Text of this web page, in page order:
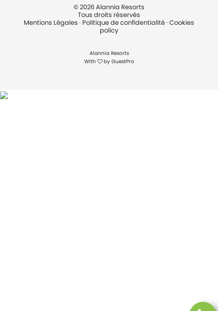
©2026Alannia Resorts
Tous droits réservés
Mentions Légales · Politique de confidentialité· Cookies
policy
Alannia Resorts
With
by GuestPro